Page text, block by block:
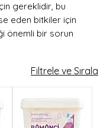
gereklidir, bu
eden bitkiler için
önemli bir sorun
Filtrele ve Sırala